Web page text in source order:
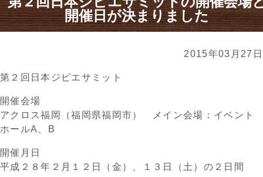
開催日が決まりました
2015年03月27日
第２回日本ジビエサミット
開催会場
アクロス福岡（福岡県福岡市） メイン会場：イベント
ホールA、B
開催月日
平成２８年２月１２日（金）、１３日（土）の２日間